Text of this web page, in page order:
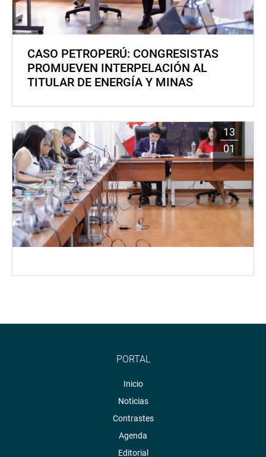
CASO PETROPERÚ: CONGRESISTAS
PROMUEVEN INTERPELACIÓN AL
TITULAR DE ENERGÍA Y MINAS
13
01
PORTAL
Inicio
Noticias
Contrastes
Agenda
Editorial